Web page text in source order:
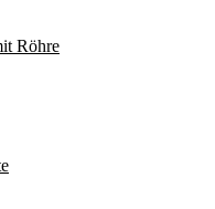
Röhre